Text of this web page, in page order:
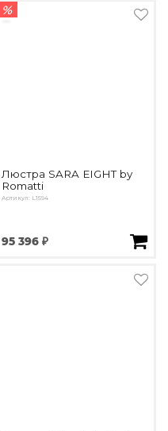
%
Люстра SARA EIGHT by
Romatti
Артикул: L1594
95 396 ₽